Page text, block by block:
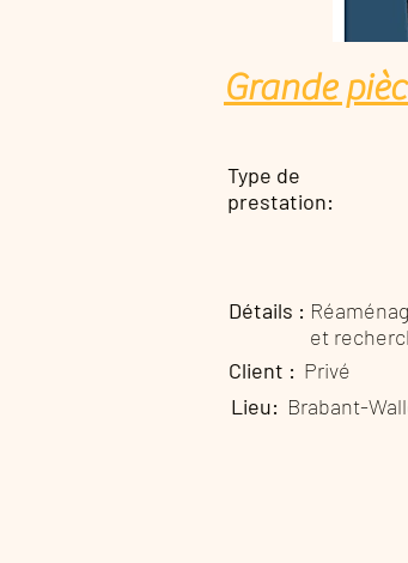
Grande
Type de
prestation:
Détails :
et
Client : Privé
Lieu: Brabant-